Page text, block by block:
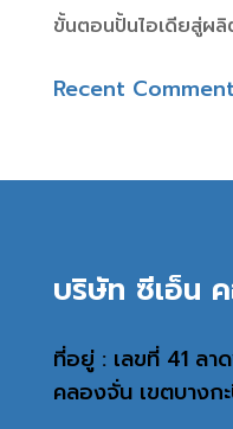
ขั้นตอนปั้นไอเดียสู่ผ
Recent
บริษัท ซีเอ็น
ที่อยู่ : เลขที่ 41 ลา
คลองจั่น เขตบางก